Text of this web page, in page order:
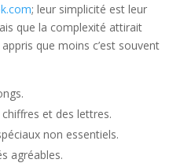
; leur simplicité est leur
que la complexité attirait
que moins c’est souvent
et des lettres.
non essentiels.
agréables.